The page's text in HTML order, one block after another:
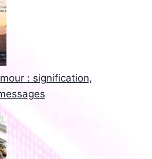
: signification,